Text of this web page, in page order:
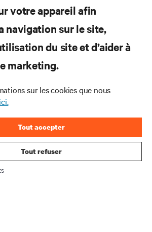
pour connaître les dernières
technologiques
l’actualité sur les sujets les
du secteur, ainsi que les dernières
avis de nos experts sur la gestion,
le refroidissement des data centers
informatiques critiques.
MAINTENANT
votre appareil afin
navigation sur le site,
du site et d’aider à
marketing.
sur les cookies que nous
Tout refuser
Tout accepter